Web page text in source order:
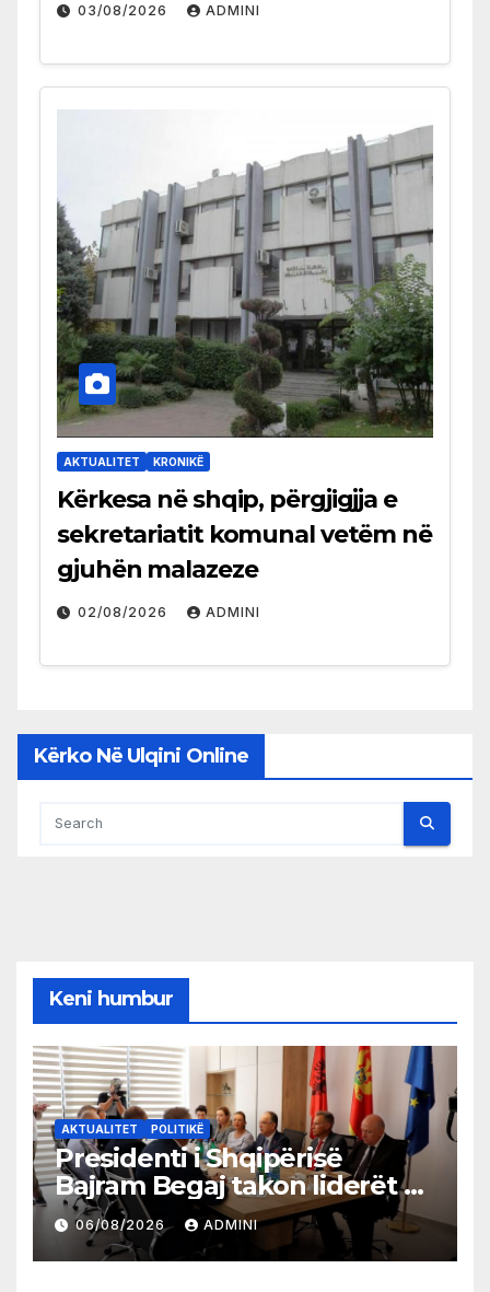
03/08/2026 ADMINI
AKTUALITET KRONIKË
Kërkesa në shqip, përgjigjja e
sekretariatit komunal vetëm në
gjuhën malazeze
02/08/2026 ADMINI
Kërko Në Ulqini Online
Keni humbur
AKTUALITET POLITIKË
Presidenti i Shqipërisë
Bajram Begaj takon liderët e
partive shqiptare në Ulqin
06/08/2026 ADMINI